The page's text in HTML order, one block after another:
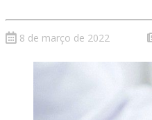
8 de março de 2022